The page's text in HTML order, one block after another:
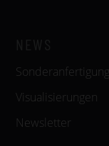
Visualisierungen
Newsletter